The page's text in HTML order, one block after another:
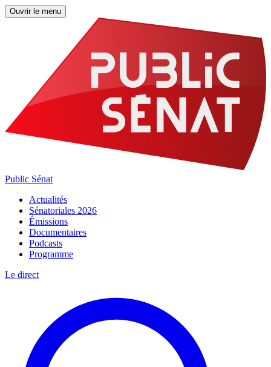
Ouvrir le menu
Public Sénat
Actualités
Sénatoriales 2026
Émissions
Documentaires
Podcasts
Programme
Le direct